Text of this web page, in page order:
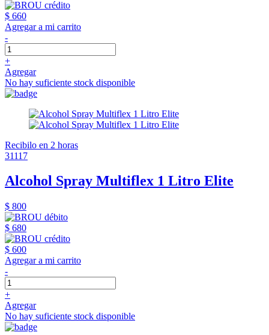
$ 660
Agregar a mi carrito
-
+
Agregar
No hay suficiente stock disponible
Recibilo en 2 horas
31117
Alcohol Spray Multiflex 1 Litro Elite
$ 800
$ 680
$ 600
Agregar a mi carrito
-
+
Agregar
No hay suficiente stock disponible